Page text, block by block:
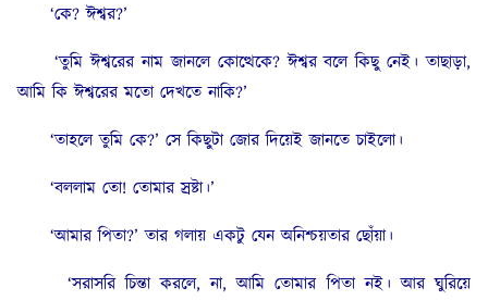
‘কে? ঈশ্বর?’
‘তুমি ঈশ্বরের নাম জানলে কোত্থেকে? ঈশ্বর বলে কিছু নেই। তাছাড়া,
আমি কি ঈশ্বরের মতো দেখতে নাকি?’
‘তাহলে তুমি কে?’ সে কিছুটা জোর দিয়েই জানতে চাইলো।
‘বললাম তো! তোমার স্রষ্টা।’
‘আমার পিতা?’ তার গলায় একটু যেন অনিশ্চয়তার ছোঁয়া।
‘সরাসরি চিন্তা করলে, না, আমি তোমার পিতা নই। আর ঘুরিয়ে